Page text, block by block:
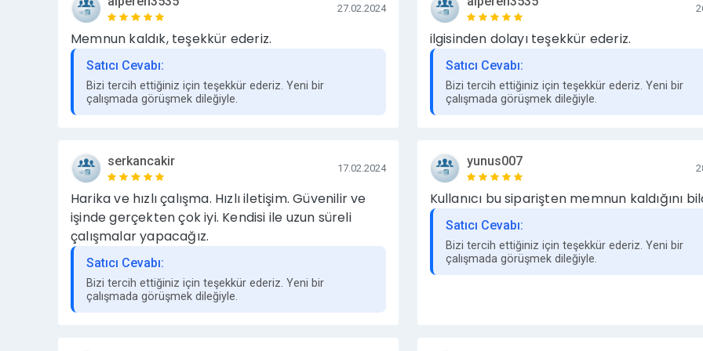
Yayın Süresi ve Garanti
Bu hizmette tanıtım yazıları için yayında kalma garanti süresi 1 yıldır. Bu garanti ile yazınızın ilgili sitede en az 1
boyunca yayında kalmasından sorumluyuz. Bu 1 yıllık süre, yazının 1 yıl sonunda mutlaka silineceği anlamına
Aksine, herhangi bir sorun, zorunlu hukuki gereklilik veya sitede büyük bir yapısal değişiklik olmadığı sürece
yazıları çoğu zaman 1 yıldan çok daha uzun süreler boyunca yayında kalmaya devam eder. Bazı siteler, kendi
politikaları gereği zaman zaman eski içerikleri temizleyebilir; ancak bu gibi durumlarda bile tanıtım yazıları
Yayın Kuralları ve Kabul Edilmeyen İçerikler
Aşağıdaki türde içerikler ve siteler için çalışma yapılmamaktadır:
Bahis ve kumar içerikleri,
18+ (yetişkin içerikleri),
Medyum, büyü, muska vb. içerikler,
27.02.2024
Memnun kaldık, teşekkür ederiz.
Satıcı Cevabı:
Bizi tercih ettiğiniz için teşekkür ederiz. Yeni bir
çalışmada görüşmek dileğiyle.
ilgisinden dolayı teşekkür ederiz.
Satıcı Cevabı:
Bizi tercih ettiğiniz için teşekkür ederiz. Yeni bir
çalışmada görüşmek dileğiyle.
serkancakir 17.02.2024
Harika ve hızlı çalışma. Hızlı iletişim. Güvenilir ve
işinde gerçekten çok iyi. Kendisi ile uzun süreli
çalışmalar yapacağız.
Satıcı Cevabı:
Bizi tercih ettiğiniz için teşekkür ederiz. Yeni bir
çalışmada görüşmek dileğiyle.
yunus007
Kullanıcı bu siparişten memnun kaldığını
Satıcı Cevabı:
Bizi tercih ettiğiniz için teşekkür ederiz. Yeni bir
çalışmada görüşmek dileğiyle.